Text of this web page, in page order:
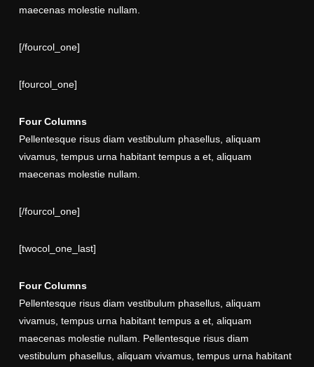
maecenas molestie nullam.
[/fourcol_one]
[fourcol_one]
Four Columns
Pellentesque risus diam vestibulum phasellus, aliquam
vivamus, tempus urna habitant tempus a et, aliquam
maecenas molestie nullam.
[/fourcol_one]
[twocol_one_last]
Four Columns
Pellentesque risus diam vestibulum phasellus, aliquam
vivamus, tempus urna habitant tempus a et, aliquam
maecenas molestie nullam. Pellentesque risus diam
vestibulum phasellus, aliquam vivamus, tempus urna habitant